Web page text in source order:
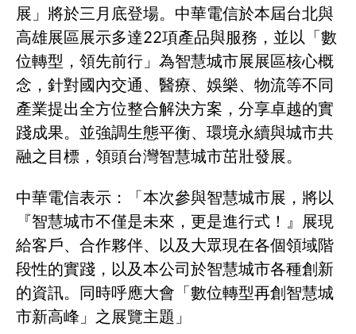
展」將於三月底登場。中華電信於本屆台北與
高雄展區展示多達22項產品與服務，並以「數
位轉型，領先前行」為智慧城市展展區核心概
念，針對國內交通、醫療、娛樂、物流等不同
產業提出全方位整合解決方案，分享卓越的實
踐成果。並強調生態平衡、環境永續與城市共
融之目標，領頭台灣智慧城市茁壯發展。
中華電信表示：「本次參與智慧城市展，將以
『智慧城市不僅是未來，更是進行式！』展現
給客戶、合作夥伴、以及大眾現在各個領域階
段性的實踐，以及本公司於智慧城市各種創新
的資訊。同時呼應大會「數位轉型再創智慧城
市新高峰」之展覽主題」